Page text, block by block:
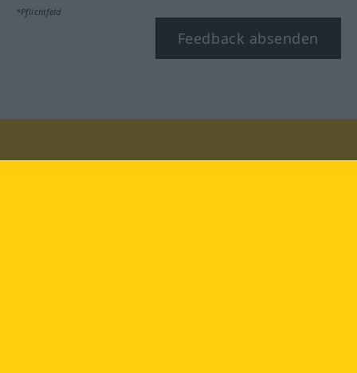
*Pflichtfeld
Feedback absenden